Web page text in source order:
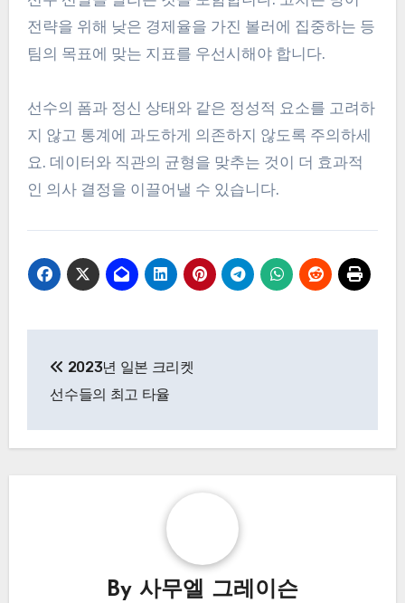
전략을 위해 낮은 경제율을 가진 볼러에 집중하는 등
팀의 목표에 맞는 지표를 우선시해야 합니다.
선수의 폼과 정신 상태와 같은 정성적 요소를 고려하
지 않고 통계에 과도하게 의존하지 않도록 주의하세
요. 데이터와 직관의 균형을 맞추는 것이 더 효과적
인 의사 결정을 이끌어낼 수 있습니다.
navigation
2023년 일본 크리켓
선수들의 최고 타율
By 사무엘 그레이슨